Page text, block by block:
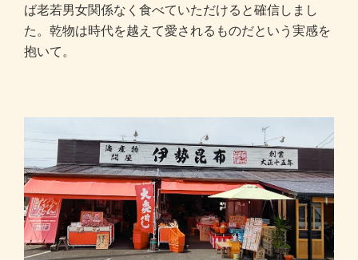
ば老若男女関係なく食べていただけると確信しまし
た。乾物は時代を越えて愛されるものだという実感を
抱いて。